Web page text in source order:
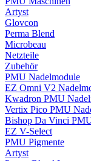
Artyst
Glovcon
Perma Blend
Microbeau
Netzteile
Zubehör
PMU Nadelmodule
EZ Omni V2
Kwadron PMU
Vertix Pico PMU
Bishop Da Vinci
EZ V-Select
PMU Pigmente
Artyst